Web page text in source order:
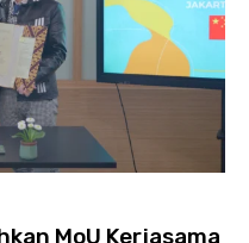
MoU Kerjasama